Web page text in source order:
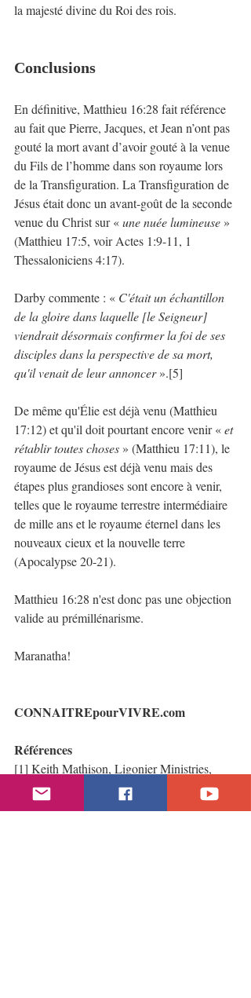
la majesté divine du Roi des rois.
Conclusions
En définitive, Matthieu 16:28 fait référence
au fait que Pierre, Jacques, et Jean n’ont pas
gouté la mort avant d’avoir gouté à la venue
du Fils de l’homme dans son royaume lors
de la Transfiguration. La Transfiguration de
Jésus était donc un avant-goût de la seconde
venue du Christ sur « une nuée lumineuse »
(Matthieu 17:5, voir Actes 1:9-11, 1
Thessaloniciens 4:17).
Darby commente : « C'était un échantillon
de la gloire dans laquelle [le Seigneur]
viendrait désormais confirmer la foi de ses
disciples dans la perspective de sa mort,
qu'il venait de leur annoncer ».[5]
De même qu'Élie est déjà venu (Matthieu
17:12) et qu'il doit pourtant encore venir « et
rétablir toutes choses » (Matthieu 17:11), le
royaume de Jésus est déjà venu mais des
étapes plus grandioses sont encore à venir,
telles que le royaume terrestre intermédiaire
de mille ans et le royaume éternel dans les
nouveaux cieux et la nouvelle terre
(Apocalypse 20-21).
Matthieu 16:28 n'est donc pas une objection
valide au prémillénarisme.
Maranatha!
CONNAITREpourVIVRE.com
Références
[1] Keith Mathison, Ligonier Ministries,
article en ligne : Some Standing Here Will
Not Taste Death — The Unfolding of